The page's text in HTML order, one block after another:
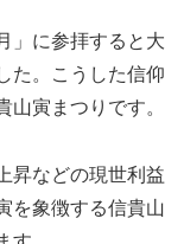
」に参拝すると大
た。こうした信仰
山寅まつりです。
昇などの現世利益
を象徴する信貴山